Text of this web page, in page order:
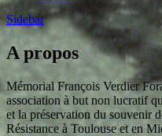
Sidebar
A propos
Mémorial François Verdier
association à but non lucratif
et la préservation du souvenir
Résistance à Toulouse et en